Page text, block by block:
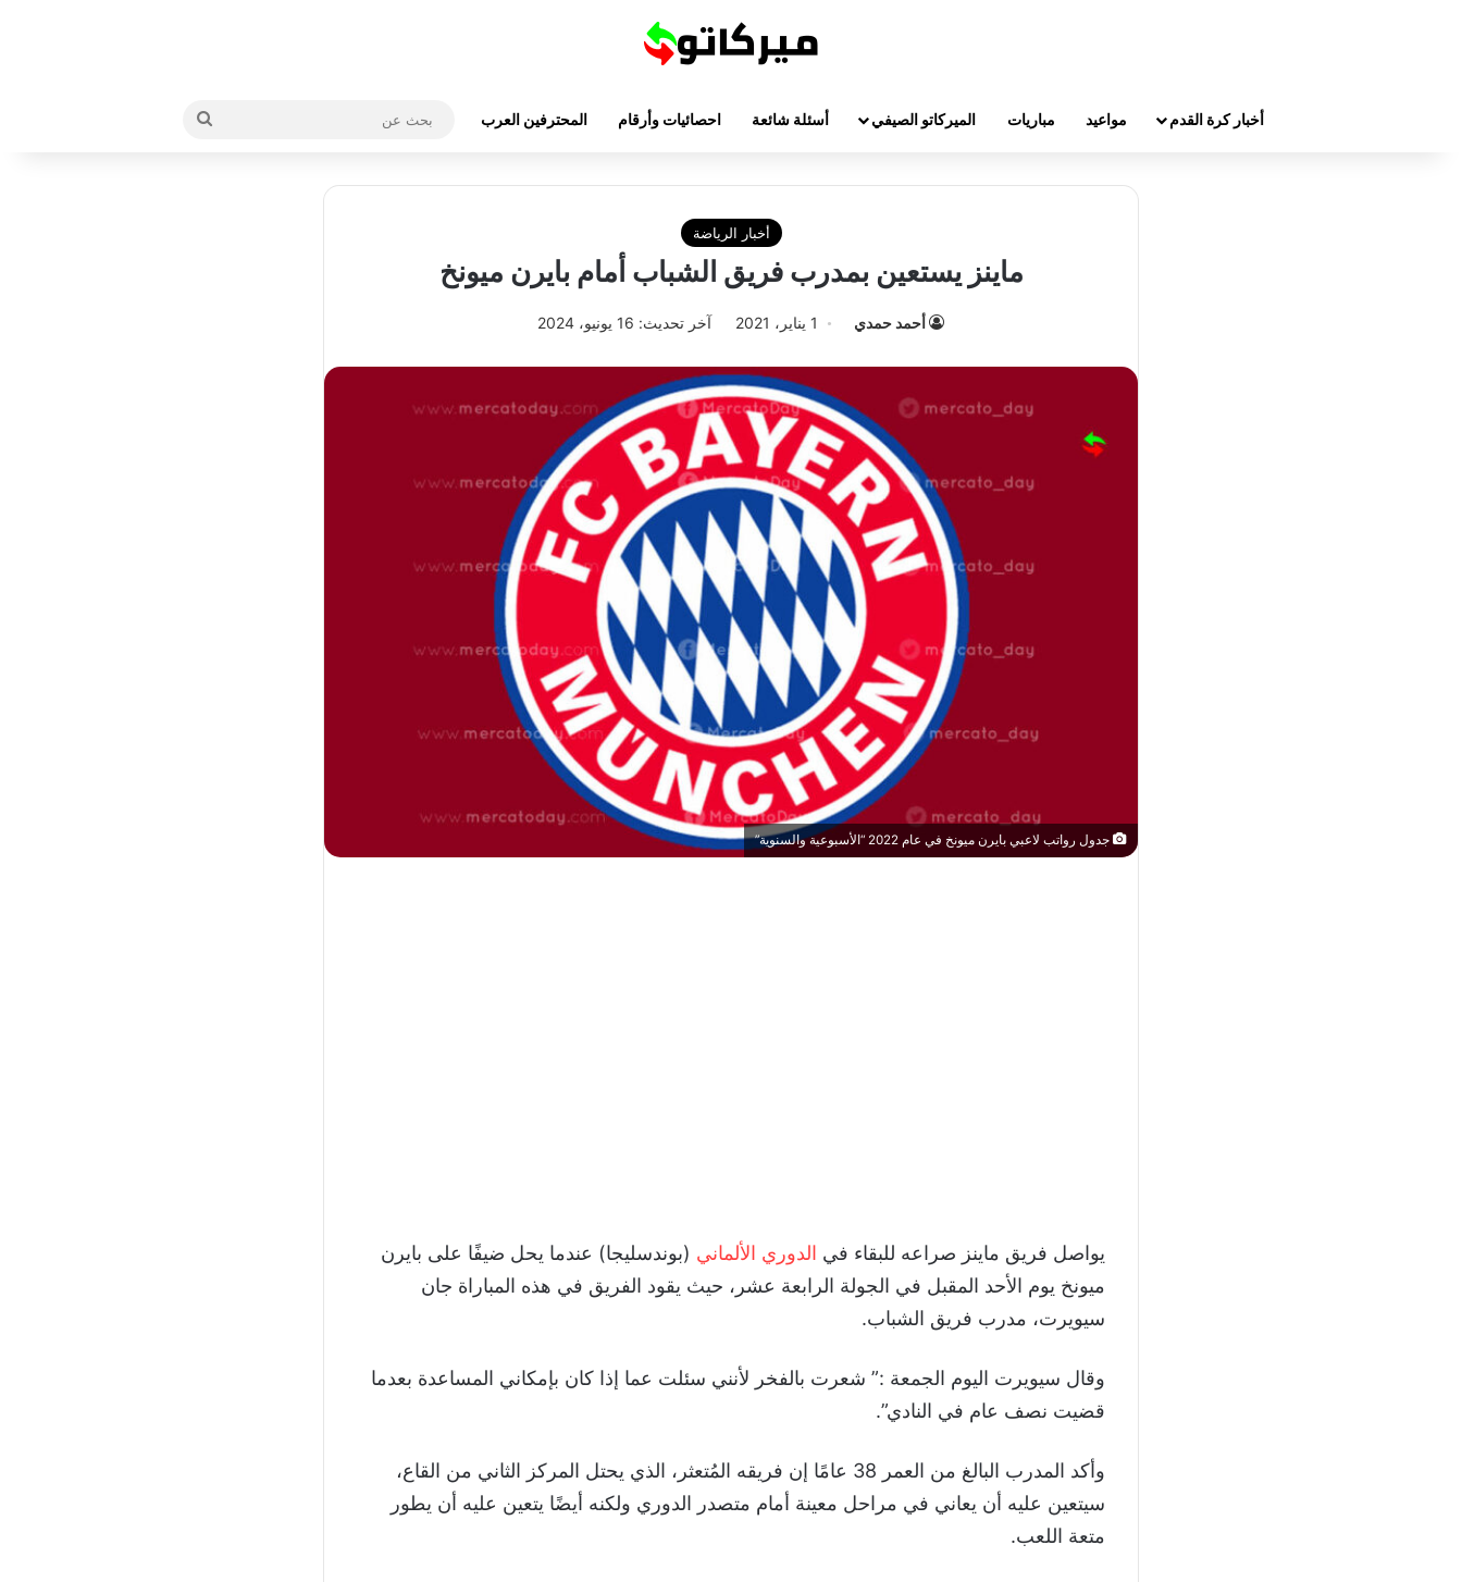
أخبار كرة القدم مواعيد مباريات الميركاتو الصيفي أسئلة شائعة احصائيات وأرقام المحترفين العرب
أخبار الرياضة
ماينز يستعين بمدرب فريق الشباب أمام بايرن ميونخ
أحمد حمدي 1 يناير، 2021 آخر تحديث: 16 يونيو، 2024
جدول رواتب لاعبي بايرن ميونخ في عام 2022 “الأسبوعية والسنوية”
يواصل فريق ماينز صراعه للبقاء في الدوري الألماني (بوندسليجا) عندما يحل ضيفًا على بايرن
ميونخ يوم الأحد المقبل في الجولة الرابعة عشر، حيث يقود الفريق في هذه المباراة جان
سيويرت، مدرب فريق الشباب.
وقال سيويرت اليوم الجمعة :” شعرت بالفخر لأنني سئلت عما إذا كان بإمكاني المساعدة بعدما
قضيت نصف عام في النادي”.
وأكد المدرب البالغ من العمر 38 عامًا إن فريقه المُتعثر، الذي يحتل المركز الثاني من القاع،
سيتعين عليه أن يعاني في مراحل معينة أمام متصدر الدوري ولكنه أيضًا يتعين عليه أن يطور
متعة اللعب.